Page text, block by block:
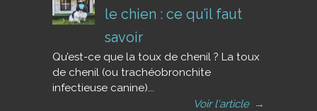
le chien : ce qu’il faut
savoir
Qu’est-ce que la toux de chenil ? La toux
de chenil (ou trachéobronchite
infectieuse canine)...
Voir l'article →